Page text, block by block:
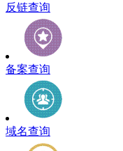
反链查询
备案查询
域名查询